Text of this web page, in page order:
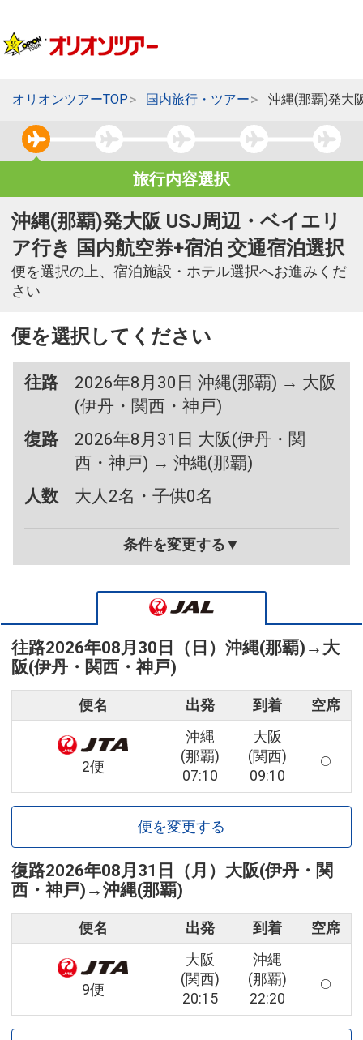
オリオンツアーTOP 国内旅行・ツアー 沖縄(那覇)発大
旅行内容選択
沖縄(那覇)発大阪 USJ周辺・ベイエリ
ア行き 国内航空券+宿泊 交通宿泊選択
便を選択の上、宿泊施設・ホテル選択へお進みくだ
さい
便を選択してください
往路
2026年8月30日 沖縄(那覇) → 大阪
(伊丹・関西・神戸)
復路
2026年8月31日 大阪(伊丹・関
西・神戸) → 沖縄(那覇)
人数
大人2名・子供0名
条件を変更する▼
往路2026年08月30日（日） 沖縄(那覇) → 大
阪(伊丹・関西・神戸)
便名 出発 到着 空席
2便
沖縄
(那覇)
07:10
大阪
(関西)
09:10
便を変更する
復路2026年08月31日（月） 大阪(伊丹・関
西・神戸) →沖縄(那覇)
便名 出発 到着 空席
9便
大阪
(関西)
20:15
沖縄
(那覇)
22:20